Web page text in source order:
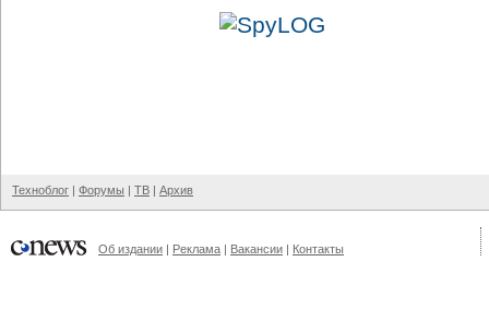
Техноблог | Форумы | ТВ | Архив
Об издании | Реклама | Вакансии | Контакты